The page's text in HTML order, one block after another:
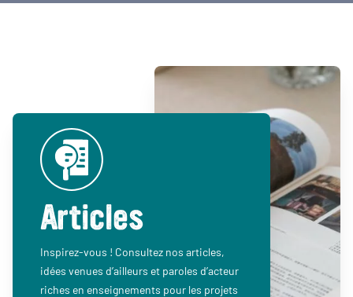
Articles
Inspirez-vous ! Consultez nos articles,
idées venues d’ailleurs et paroles d’acteur
riches en enseignements pour les projets